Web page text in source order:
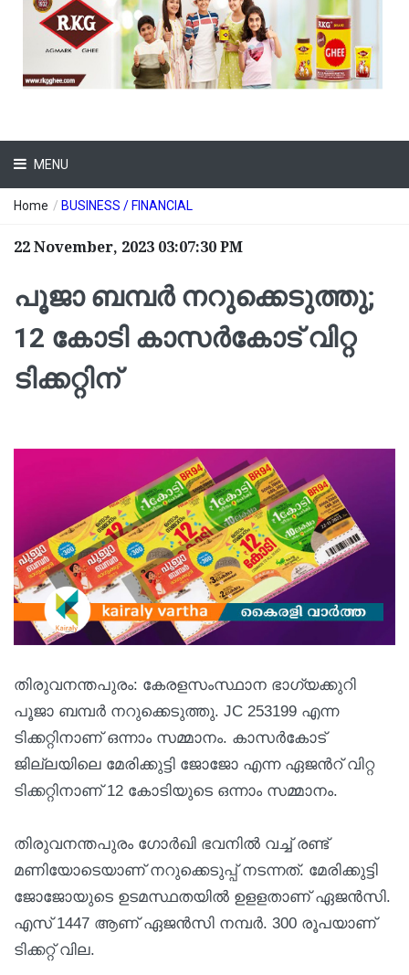
MENU
Home / BUSINESS / FINANCIAL
22 November, 2023 03:07:30 PM
പൂജാ ബമ്പർ നറുക്കെടുത്തു;
12 കോടി കാസര്‍കോട് വിറ്റ
ടിക്കറ്റിന്
തിരുവനന്തപുരം: കേരളസംസ്ഥാന ഭാഗ്യക്കുറി
പൂജാ ബമ്പർ നറുക്കെടുത്തു. JC 253199 എന്ന
ടിക്കറ്റിനാണ് ഒന്നാം സമ്മാനം. കാസര്‍കോട്
ജില്ലയിലെ മേരിക്കുട്ടി ജോജോ എന്ന ഏജന്‍റ് വിറ്റ
ടിക്കറ്റിനാണ് 12 കോടിയുടെ ഒന്നാം സമ്മാനം.
തിരുവനന്തപുരം ഗോർഖി ഭവനിൽ വച്ച് രണ്ട്
മണിയോടെയാണ് നറുക്കെടുപ്പ് നടന്നത്. മേരിക്കുട്ടി
ജോജോയുടെ ഉടമസ്ഥതയിൽ ഉളളതാണ് ഏജൻസി.
എസ് 1447 ആണ് ഏജൻസി നമ്പർ. 300 രൂപയാണ്
ടിക്കറ്റ് വില.